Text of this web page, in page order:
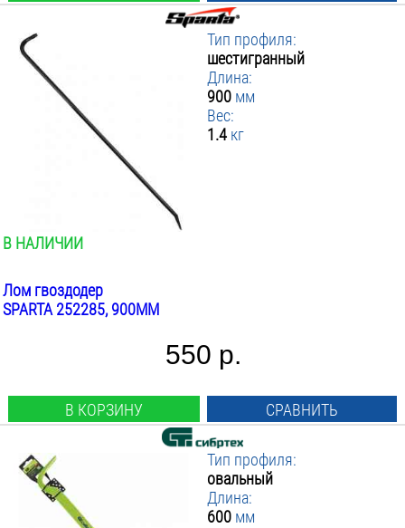
Тип профиля:
шестигранный
Длина:
900 мм
Вес:
1.4 кг
В НАЛИЧИИ
Лом гвоздодер
SPARTA 252285, 900ММ
550 р.
В КОРЗИНУ СРАВНИТЬ
Тип профиля:
овальный
Длина:
600 мм